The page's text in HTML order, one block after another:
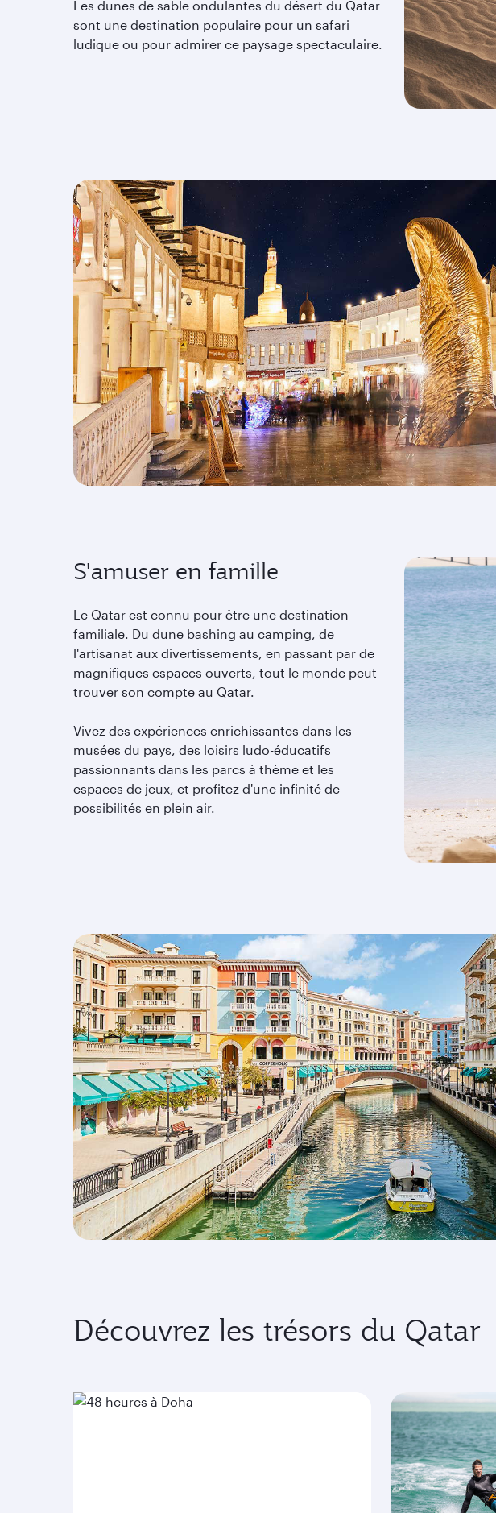
Les dunes de sable ondulantes du désert du Qatar
sont une destination populaire pour un safari
ludique ou pour admirer ce paysage spectaculaire.
S'amuser en famille
Le Qatar est connu pour être une destination
familiale. Du dune bashing au camping, de
l'artisanat aux divertissements, en passant par de
magnifiques espaces ouverts, tout le monde peut
trouver son compte au Qatar.
Vivez des expériences enrichissantes dans les
musées du pays, des loisirs ludo-éducatifs
passionnants dans les parcs à thème et les
espaces de jeux, et profitez d'une infinité de
possibilités en plein air.
Découvrez les trésors du Qatar